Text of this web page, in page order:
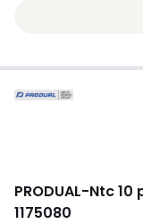
PRODUAL-Ntc 10
1175080